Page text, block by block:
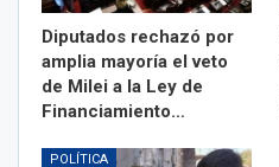
Diputados rechazó por
amplia mayoría el veto
de Milei a la Ley de
Financiamiento…
POLÍTICA